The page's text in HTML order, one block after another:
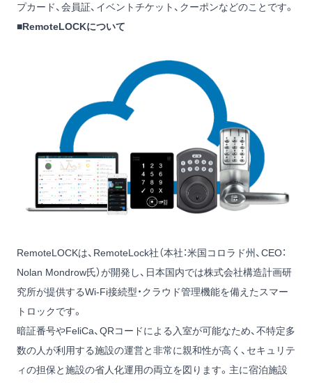
プカード、会員証、イベントチケット、クーポンなどのことです。
■RemoteLOCKについて
RemoteLOCKは、RemoteLock社（本社：米国コロラド州、CEO：
Nolan Mondrow氏）が開発し、日本国内では株式会社構造計画研
究所が提供するWi-Fi接続型・クラウド管理機能を備えたスマー
トロックです。
暗証番号やFeliCa、QRコードによる入室が可能なため、不特定多
数の人が利用する施設の運営と非常に親和性が高く、セキュリテ
ィの担保と施設の省人化運用の両立を図ります。主に宿泊施設